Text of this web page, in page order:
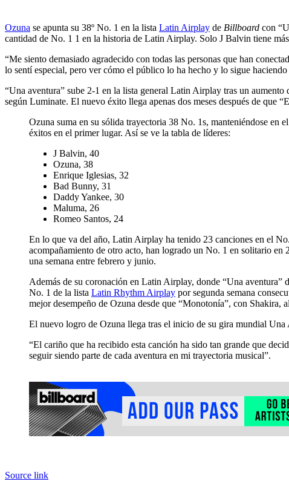
Ozuna se apunta su 38º No. 1 en la lista Latin Airplay de Billboard con
cantidad de No. 1 1 en la historia de Latin Airplay. Solo J Balvin tiene
“Me siento demasiado agradecido con todas las personas que han
lo sentí especial, pero ver cómo el público lo ha hecho y lo sigue
“Una aventura” sube 2-1 en la lista general Latin Airplay tras un
según Luminate. El nuevo éxito llega apenas dos meses después de que
Ozuna suma en su sólida trayectoria 38 No. 1s, manteniéndose en
éxitos en el primer lugar. Así se ve la tabla de líderes:
J Balvin, 40
Ozuna, 38
Enrique Iglesias, 32
Bad Bunny, 31
Daddy Yankee, 30
Maluma, 26
Romeo Santos, 24
En lo que va del año, Latin Airplay ha tenido 23 canciones en el
acompañamiento de otro acto, han logrado un No. 1 en solitario
una semana entre febrero y junio.
Además de su coronación en Latin Airplay, donde “Una aventura”
No. 1 de la lista Latin Rhythm Airplay por segunda semana
mejor desempeño de Ozuna desde que “Monotonía”, con Shakira,
El nuevo logro de Ozuna llega tras el inicio de su gira mundial
“El cariño que ha recibido esta canción ha sido tan grande que
seguir siendo parte de cada aventura en mi trayectoria musical”.
Source link